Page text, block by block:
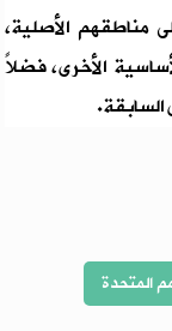
مناطقهم الأصلية،
الأخرى، فضلاً
.
المتحدة